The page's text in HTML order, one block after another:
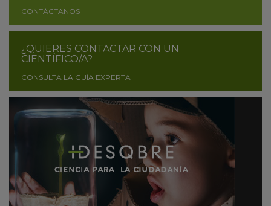
CONTÁCTANOS
¿QUIERES CONTACTAR CON UN
CIENTÍFICO/A?
CONSULTA LA GUÍA EXPERTA